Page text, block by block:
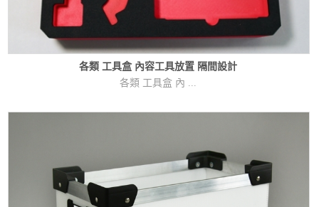
各類 工具盒 內容工具放置 隔間設計
各類 工具盒 內 ...